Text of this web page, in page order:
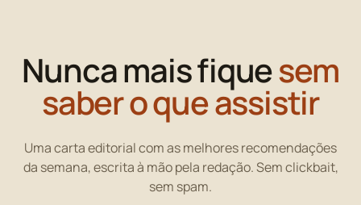
Nunca mais fiquesem
saber o que assistir
Uma carta editorial com as melhores recomendações
da semana, escrita à mão pela redação. Sem clickbait,
sem spam.